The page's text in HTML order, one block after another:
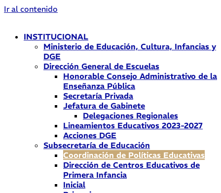
Ir al contenido
INSTITUCIONAL
Ministerio de Educación, Cultura, Infancias y
DGE
Dirección General de Escuelas
Honorable Consejo Administrativo de la
Enseñanza Pública
Secretaría Privada
Jefatura de Gabinete
Delegaciones Regionales
Lineamientos Educativos 2023-2027
Acciones DGE
Subsecretaría de Educación
Coordinación de Políticas Educativas
Dirección de Centros Educativos de
Primera Infancia
Inicial